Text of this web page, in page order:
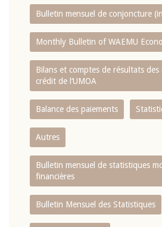
Bulletin mensuel de conjoncture
Monthly Bulletin of WAEMU
Bilans et comptes de résultats des
crédit de l‘UMOA
Balance des paiements
Autres
Bulletin mensuel de statistiques
financières
Bulletin Mensuel des Statistiques